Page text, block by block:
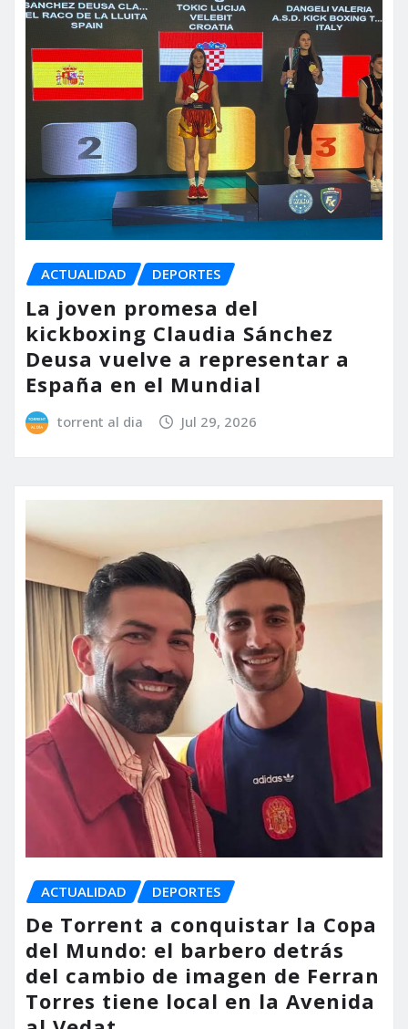
ACTUALIDAD DEPORTES
La joven promesa del
kickboxing Claudia Sánchez
Deusa vuelve a representar a
España en el Mundial
torrent al dia Jul 29, 2026
ACTUALIDAD DEPORTES
De Torrent a conquistar la Copa
del Mundo: el barbero detrás
del cambio de imagen de Ferran
Torres tiene local en la Avenida